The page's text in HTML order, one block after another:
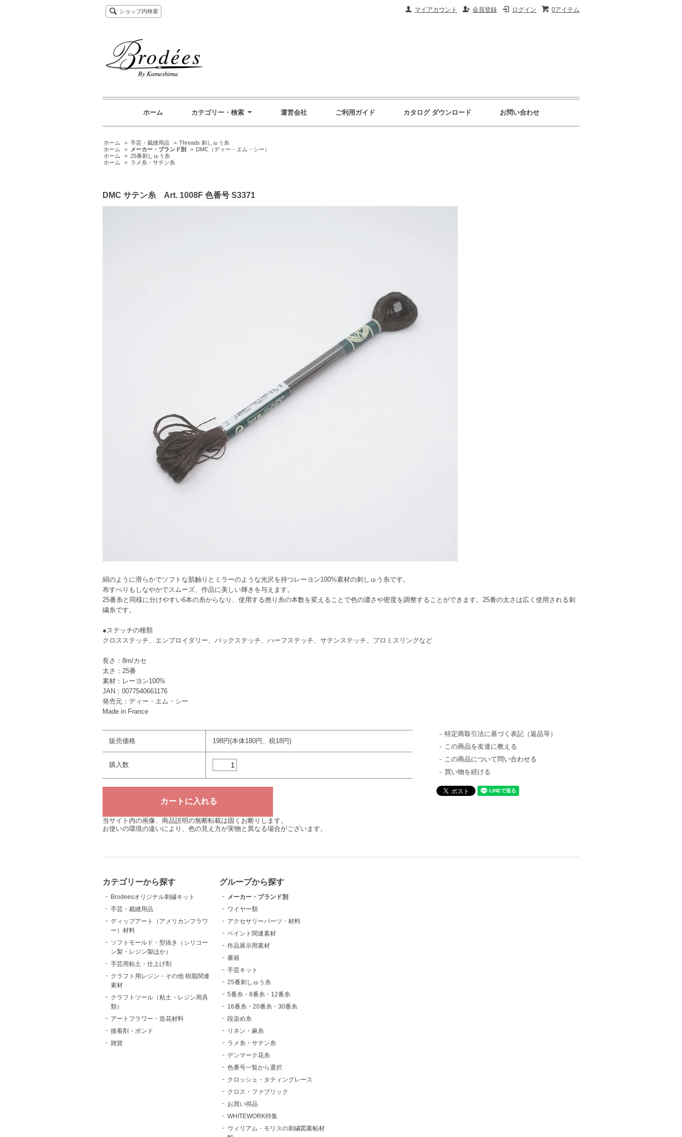
0アイテム
ログイン
会員登録
マイアカウント
ショップ内検索
ホーム カテゴリー・検索 運営会社 ご利用ガイド カタログ ダウンロード お問い合わせ
ホーム > 手芸・裁縫用品 > Threads 刺しゅう糸
ホーム
> メーカー・ブランド別 > DMC（ディー・エム・シー）
ホーム
> 25番刺しゅう糸
ホーム
> ラメ糸・サテン糸
DMC サテン糸 Art. 1008F 色番号 S3371
絹のように滑らかでソフトな肌触りとミラーのような光沢を持つレーヨン100%素材の刺しゅう糸です。
布すべりもしなやかでスムーズ、作品に美しい輝きを与えます。
25番糸と同様に分けやすい6本の糸からなり、使用する撚り糸の本数を変えることで色の濃さや密度を調整することができます。25番の太さは広く使用される刺
繍糸です。
●ステッチの種類
クロスステッチ、エンブロイダリー、バックステッチ、ハーフステッチ、サテンステッチ、プロミスリングなど
長さ：8m/カセ
太さ：25番
素材：レーヨン100%
JAN：0077540661176
発売元：ディー・エム・シー
Made in France
販売価格 198円(本体180円、税18円)
購入数
当サイト内の画像、商品説明の無断転載は固くお断りします。
お使いの環境の違いにより、色の見え方が実物と異なる場合がございます。
特定商取引法に基づく表記（返品等）
この商品を友達に教える
この商品について問い合わせる
買い物を続ける
カテゴリーから探す
Brodeesオリジナル刺繍キット
手芸・裁縫用品
ディップアート（アメリカンフラワ
ー）材料
ソフトモールド・型抜き（シリコー
ン製・レジン製ほか）
手芸用粘土・仕上げ剤
クラフト用レジン・その他 樹脂関連
素材
クラフトツール（粘土・レジン用具
類）
アートフラワー・造花材料
接着剤・ボンド
雑貨
グループから探す
メーカー・ブランド別
ワイヤー類
アクセサリーパーツ・材料
ペイント関連素材
作品展示用素材
書籍
手芸キット
25番刺しゅう糸
5番糸・8番糸・12番糸
16番糸・20番糸・30番糸
段染め糸
リネン・麻糸
ラメ糸・サテン糸
デンマーク花糸
色番号一覧から選択
クロッシェ・タティングレース
クロス・ファブリック
お買い得品
WHITEWORK特集
ウィリアム・モリスの刺繍図案帖材